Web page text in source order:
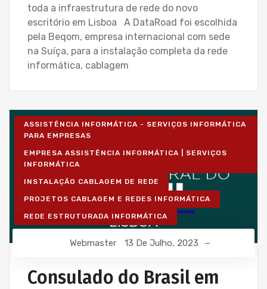
toda a infraestrutura de rede do novo
escritório em Lisboa A DataRoad foi escolhida
pela Beqom, empresa internacional com sede
na Suíça, para a instalação completa da rede
informática, cablagem
ASSISTÊNCIA INFORMÁTICA - SERVIÇOS INFORMÁTICA
PARA EMPRESAS
EMPRESA ASSISTÊNCIA INFORMÁTICA | SERVIÇOS
INFORMÁTICA
INSTALAÇÃO CABLAGEM DE REDE
PROJETOS CABLAGEM E REDES INFORMÁTICA
REDE ESTRUTURADA INFORMÁTICA
Webmaster 13 De Julho, 2023
Consulado do Brasil em